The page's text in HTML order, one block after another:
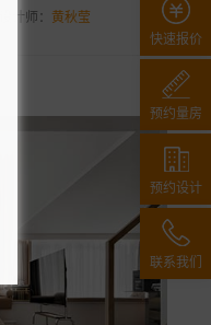
设计师： 黄秋莹
快速报价
预约量房
预约设计
联系我们